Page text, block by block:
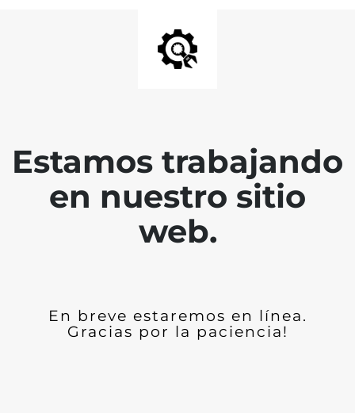
Estamos trabajando
en nuestro sitio
web.
En breve estaremos en línea.
Gracias por la paciencia!